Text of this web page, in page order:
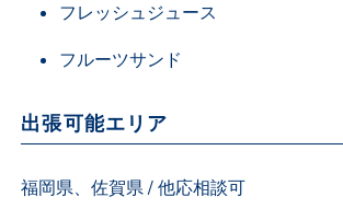
フレッシュジュース
フルーツサンド
出張可能エリア
福岡県、佐賀県 / 他応相談可